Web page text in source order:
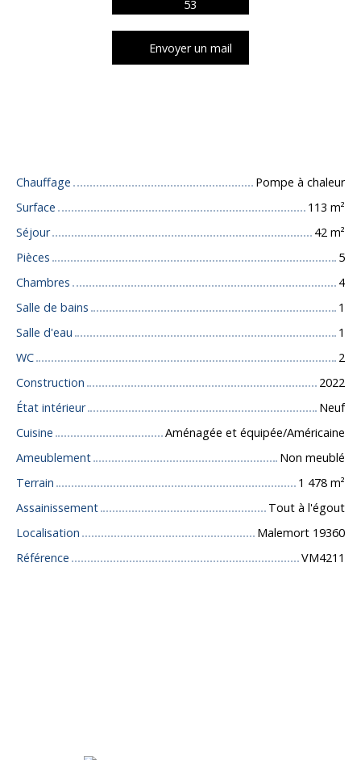
53
Envoyer un mail
Chauffage
Pompe à chaleur
Surface
113 m²
Séjour
42 m²
Pièces
5
Chambres
4
Salle de bains
1
Salle d'eau
1
WC
2
Construction
2022
État intérieur
Neuf
Cuisine
Aménagée et équipée/Américaine
Ameublement
Non meublé
Terrain
1 478 m²
Assainissement
Tout à l'égout
Localisation
Malemort 19360
Référence
VM4211